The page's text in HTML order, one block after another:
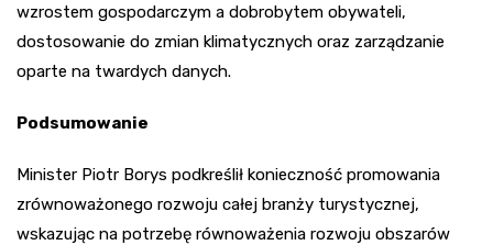
wzrostem gospodarczym a dobrobytem obywateli,
dostosowanie do zmian klimatycznych oraz zarządzanie
oparte na twardych danych.
Podsumowanie
Minister Piotr Borys podkreślił konieczność promowania
zrównoważonego rozwoju całej branży turystycznej,
wskazując na potrzebę równoważenia rozwoju obszarów